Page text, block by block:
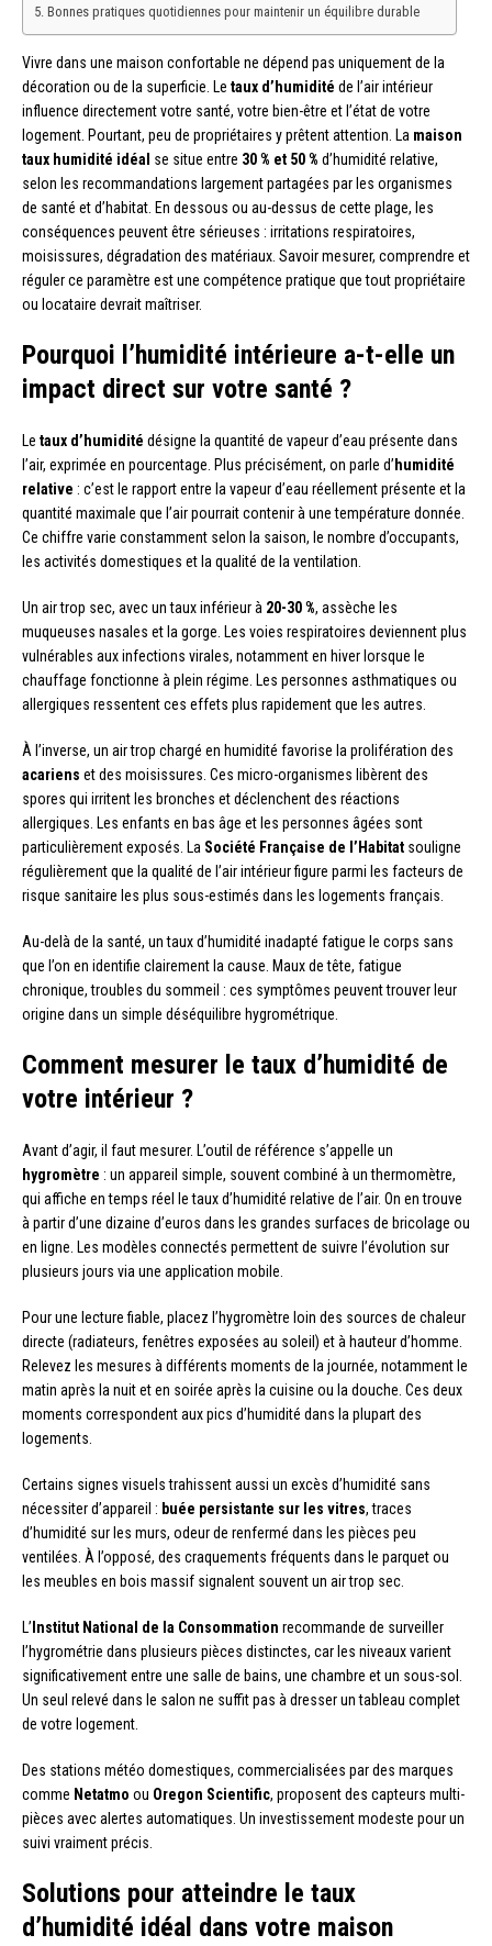
Bonnes pratiques quotidiennes pour maintenir un équilibre durable
Vivre dans une maison confortable ne dépend pas uniquement de la
décoration ou de la superficie. Le taux d’humidité de l’air intérieur
influence directement votre santé, votre bien-être et l’état de votre
logement. Pourtant, peu de propriétaires y prêtent attention. La maison
taux humidité idéal se situe entre 30 % et 50 % d’humidité relative,
selon les recommandations largement partagées par les organismes
de santé et d’habitat. En dessous ou au-dessus de cette plage, les
conséquences peuvent être sérieuses : irritations respiratoires,
moisissures, dégradation des matériaux. Savoir mesurer, comprendre et
réguler ce paramètre est une compétence pratique que tout propriétaire
ou locataire devrait maîtriser.
Pourquoi l’humidité intérieure a-t-elle un
impact direct sur votre santé ?
Le taux d’humidité désigne la quantité de vapeur d’eau présente dans
l’air, exprimée en pourcentage. Plus précisément, on parle d’ humidité
relative : c’est le rapport entre la vapeur d’eau réellement présente et la
quantité maximale que l’air pourrait contenir à une température donnée.
Ce chiffre varie constamment selon la saison, le nombre d’occupants,
les activités domestiques et la qualité de la ventilation.
Un air trop sec, avec un taux inférieur à 20-30 %, assèche les
muqueuses nasales et la gorge. Les voies respiratoires deviennent plus
vulnérables aux infections virales, notamment en hiver lorsque le
chauffage fonctionne à plein régime. Les personnes asthmatiques ou
allergiques ressentent ces effets plus rapidement que les autres.
À l’inverse, un air trop chargé en humidité favorise la prolifération des
acariens et des moisissures. Ces micro-organismes libèrent des
spores qui irritent les bronches et déclenchent des réactions
allergiques. Les enfants en bas âge et les personnes âgées sont
particulièrement exposés. La Société Française de l’Habitat souligne
régulièrement que la qualité de l’air intérieur figure parmi les facteurs de
risque sanitaire les plus sous-estimés dans les logements français.
Au-delà de la santé, un taux d’humidité inadapté fatigue le corps sans
que l’on en identifie clairement la cause. Maux de tête, fatigue
chronique, troubles du sommeil : ces symptômes peuvent trouver leur
origine dans un simple déséquilibre hygrométrique.
Comment mesurer le taux d’humidité de
votre intérieur ?
Avant d’agir, il faut mesurer. L’outil de référence s’appelle un
hygromètre : un appareil simple, souvent combiné à un thermomètre,
qui affiche en temps réel le taux d’humidité relative de l’air. On en trouve
à partir d’une dizaine d’euros dans les grandes surfaces de bricolage ou
en ligne. Les modèles connectés permettent de suivre l’évolution sur
plusieurs jours via une application mobile.
Pour une lecture fiable, placez l’hygromètre loin des sources de chaleur
directe (radiateurs, fenêtres exposées au soleil) et à hauteur d’homme.
Relevez les mesures à différents moments de la journée, notamment le
matin après la nuit et en soirée après la cuisine ou la douche. Ces deux
moments correspondent aux pics d’humidité dans la plupart des
logements.
Certains signes visuels trahissent aussi un excès d’humidité sans
nécessiter d’appareil : buée persistante sur les vitres, traces
d’humidité sur les murs, odeur de renfermé dans les pièces peu
ventilées. À l’opposé, des craquements fréquents dans le parquet ou
les meubles en bois massif signalent souvent un air trop sec.
L’ Institut National de la Consommation recommande de surveiller
l’hygrométrie dans plusieurs pièces distinctes, car les niveaux varient
significativement entre une salle de bains, une chambre et un sous-sol.
Un seul relevé dans le salon ne suffit pas à dresser un tableau complet
de votre logement.
Des stations météo domestiques, commercialisées par des marques
comme Netatmo ou Oregon Scientific, proposent des capteurs multi-
pièces avec alertes automatiques. Un investissement modeste pour un
suivi vraiment précis.
Solutions pour atteindre le taux
d’humidité idéal dans votre maison